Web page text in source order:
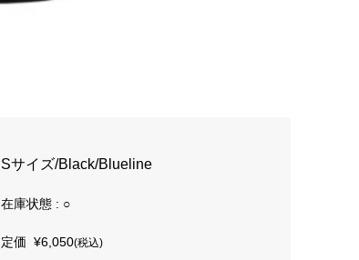
Sサイズ/Black/Blueline
在庫状態 : ○
定価¥6,050(税込)